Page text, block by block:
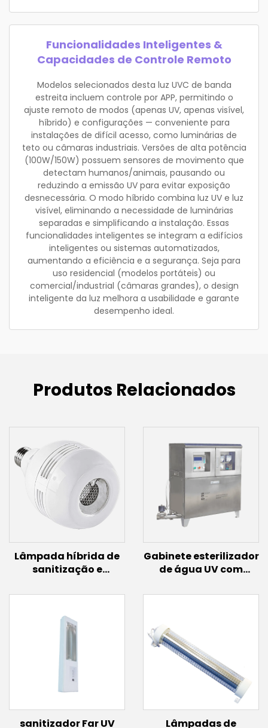
Funcionalidades Inteligentes &
Capacidades de Controle Remoto
Modelos selecionados desta luz UVC de banda
estreita incluem controle por APP, permitindo o
ajuste remoto de modos (apenas UV, apenas visível,
híbrido) e configurações — conveniente para
instalações de difícil acesso, como luminárias de
teto ou câmaras industriais. Versões de alta potência
(100W/150W) possuem sensores de movimento que
detectam humanos/animais, pausando ou
reduzindo a emissão UV para evitar exposição
desnecessária. O modo híbrido combina luz UV e luz
visível, eliminando a necessidade de luminárias
separadas e simplificando a instalação. Essas
funcionalidades inteligentes se integram a edifícios
inteligentes ou sistemas automatizados,
aumentando a eficiência e a segurança. Seja para
uso residencial (modelos portáteis) ou
comercial/industrial (câmaras grandes), o design
inteligente da luz melhora a usabilidade e garante
desempenho ideal.
Produtos Relacionados
Lâmpada híbrida de
sanitização e
(E26/E27)
Gabinete esterilizador
de água UV com
(300W)
sanitizador Far UV Lâmpadas de